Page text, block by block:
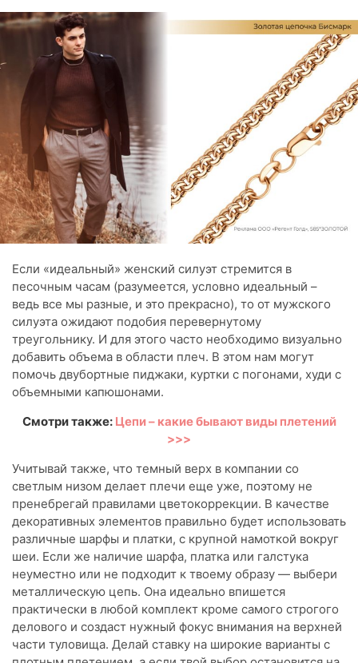
Если «идеальный» женский силуэт стремится в
песочным часам (разумеется, условно идеальный –
ведь все мы разные, и это прекрасно), то от мужского
силуэта ожидают подобия перевернутому
треугольнику. И для этого часто необходимо визуально
добавить объема в области плеч. В этом нам могут
помочь двубортные пиджаки, куртки с погонами, худи с
объемными капюшонами.
Смотри также: Цепи – какие бывают виды плетений
>>>
Учитывай также, что темный верх в компании со
светлым низом делает плечи еще уже, поэтому не
пренебрегай правилами цветокоррекции. В качестве
декоративных элементов правильно будет использовать
различные шарфы и платки, с крупной намоткой вокруг
шеи. Если же наличие шарфа, платка или галстука
неуместно или не подходит к твоему образу — выбери
металлическую цепь. Она идеально впишется
практически в любой комплект кроме самого строгого
делового и создаст нужный фокус внимания на верхней
части туловища. Делай ставку на широкие варианты с